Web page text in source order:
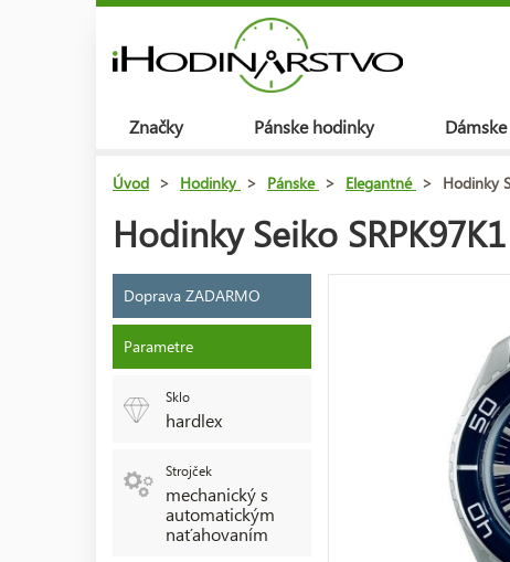
Značky Pánske hodinky
Úvod > Hodinky > Pánske > Elegantné > Hodinky
Hodinky Seiko
Doprava ZADARMO
Parametre
Sklo
hardlex
Strojček
mechanický s
automatickým
naťahovaním